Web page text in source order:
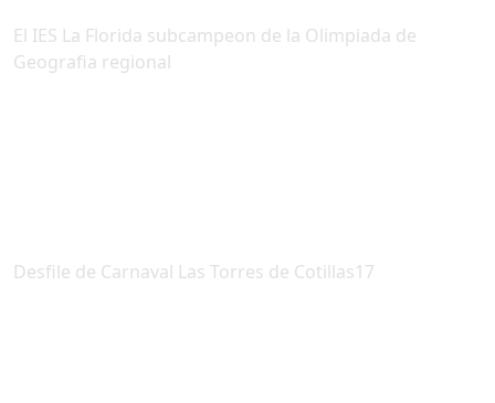
El IES La Florida subcampeon de la Olimpiada de
Geografia regional
Desfile de Carnaval Las Torres de Cotillas17